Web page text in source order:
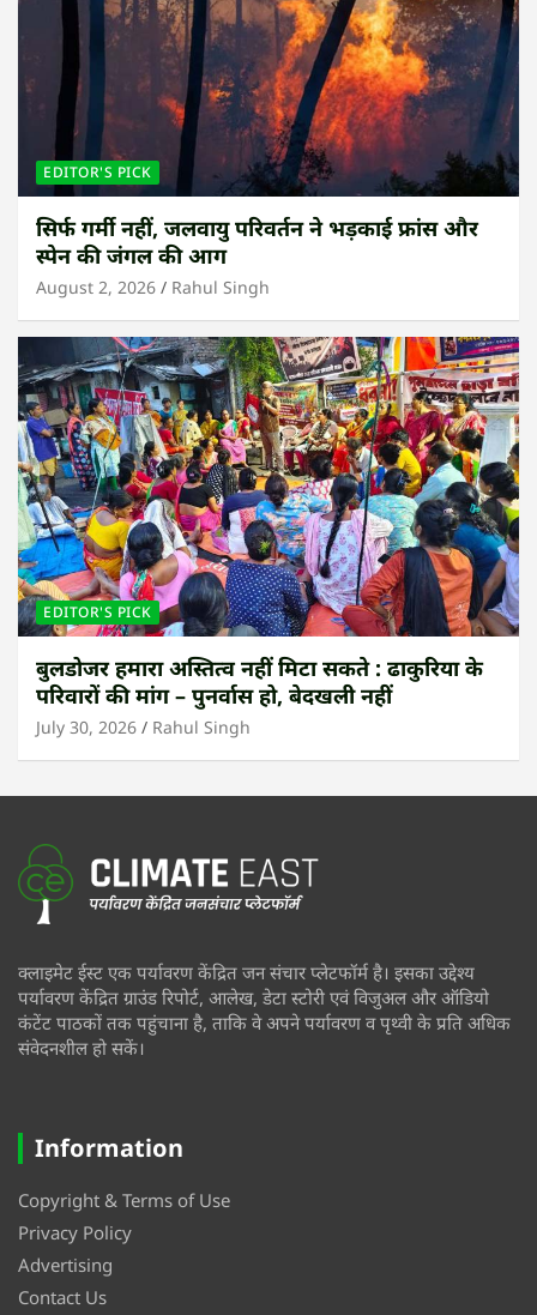
EDITOR'S PICK
सिर्फ गर्मी नहीं, जलवायु परिवर्तन ने भड़काई फ्रांस और
स्पेन की जंगल की आग
August 2, 2026 Rahul Singh
EDITOR'S PICK
बुलडोजर हमारा अस्तित्व नहीं मिटा सकते : ढाकुरिया के
परिवारों की मांग – पुनर्वास हो, बेदखली नहीं
July 30, 2026 Rahul Singh
क्लाइमेट ईस्ट एक पर्यावरण केंद्रित जन संचार प्लेटफॉर्म है। इसका उद्देश्य
पर्यावरण केंद्रित ग्राउंड रिपोर्ट, आलेख, डेटा स्टोरी एवं विजुअल और ऑडियो
कंटेंट पाठकों तक पहुंचाना है, ताकि वे अपने पर्यावरण व पृथ्वी के प्रति अधिक
संवेदनशील हो सकें।
Information
Copyright & Terms of Use
Privacy Policy
Advertising
Contact Us